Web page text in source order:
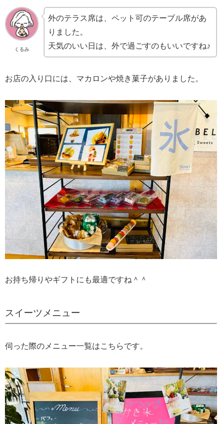
くるみ
外のテラス席は、ペット可のテーブル席があ
りました。
天気のいい日は、外で過ごすのもいいですね♪
お店の入り口には、マカロンや焼き菓子がありました。
お持ち帰りやギフトにも最適ですね＾＾
スイーツメニュー
伺った際のメニュー一覧はこちらです。